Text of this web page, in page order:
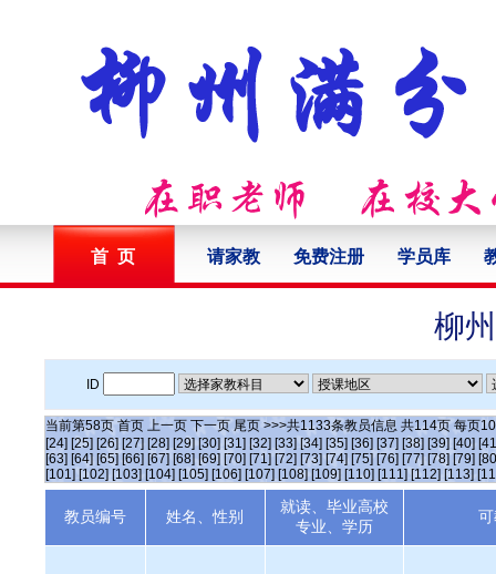
首 页 请家教 免费注册 学员库
柳
ID
当前第58页 首页 上一页 下一页 尾页 >>>共1133条教员信息 共114页 每页10
[24] [25] [26] [27] [28] [29] [30] [31] [32] [33] [34] [35] [36] [37] [38] [39] [40]
[63] [64] [65] [66] [67] [68] [69] [70] [71] [72] [73] [74] [75] [76] [77] [78] [79]
[101] [102] [103] [104] [105] [106] [107] [108] [109] [110] [111] [112] [113]
教员编号 姓名、性别
就读、毕业高校
专业、学历